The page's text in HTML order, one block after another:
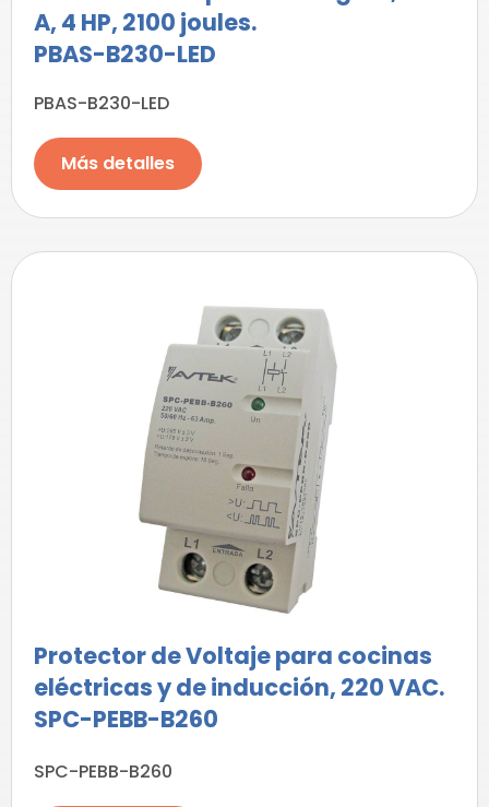
A, 4 HP, 2100 joules.
PBAS-B230-LED
PBAS-B230-LED
Más detalles
Protector de Voltaje para cocinas
eléctricas y de inducción, 220 VAC.
SPC-PEBB-B260
SPC-PEBB-B260